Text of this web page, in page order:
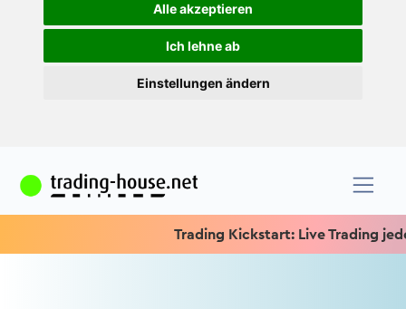
Alle akzeptieren
Ich lehne ab
Einstellungen ändern
Trading Kickstart: Live Trading